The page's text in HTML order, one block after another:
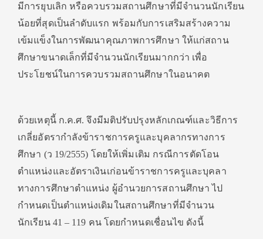
มีการยุบเลิก หรือควบรวมสถานศึกษาที่มีจำนวนนักเรียน
น้อยที่สุดเป็นลำดับแรก พร้อมกับการเสริมสร้างความ
เข้มแข็งในการพัฒนาคุณภาพการศึกษา ให้แก่สถาน
ศึกษาขนาดเล็กที่มีจำนวนนักเรียนมากกว่า เพื่อ
ประโยชน์ในการควบรวมสถานศึกษาในอนาคต
ด้วยเหตุนี้ ก.ค.ศ. จึงมีมติปรับปรุงหลักเกณฑ์และวิธีการ
เกลี่ยอัตรากำลังข้าราชการครูและบุคลากรทางการ
ศึกษา (ว 19/2555) โดยให้เพิ่มเติม กรณีการตัดโอน
ตำแหน่งและอัตราเงินเก่อนข้าราชการครูและบุคลา
ทางการศึกษาตำแหน่ง ผู้อำนวยการสถานศึกษา ไป
กำหนดเป็นตำแหน่งเดิมในสถานศึกษาที่มีจำนวน
นักเรียน 41 – 119 คน โดยกำหนดเชื่อนไข ดังนี้